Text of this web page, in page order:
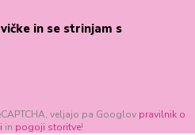
in se strinjam s
veljajo pa Googlov pravilnik o
in pogoji storitve!